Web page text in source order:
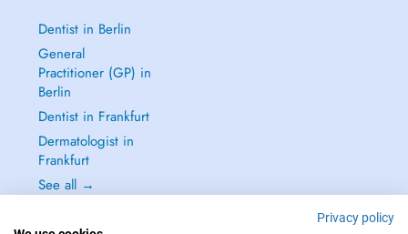
Dentist in Berlin
General
Practitioner (GP) in
Berlin
Dentist in Frankfurt
Dermatologist in
Frankfurt
See all →
Privacy policy